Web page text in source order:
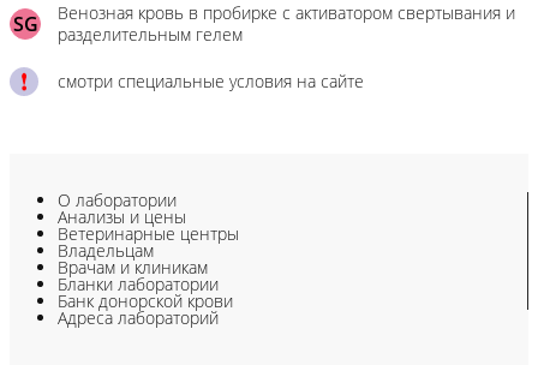
SG
Венозная кровь в пробирке с активатором свертывания и
разделительным гелем
смотри специальные условия на сайте
О лаборатории
Анализы и цены
Ветеринарные центры
Владельцам
Врачам и клиникам
Бланки лаборатории
Банк донорской крови
Адреса лабораторий